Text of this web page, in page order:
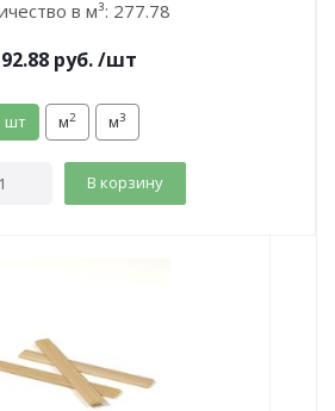
в м³: 277.78
92.88руб. /шт
шт м2 м3
В корзину